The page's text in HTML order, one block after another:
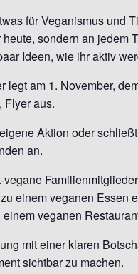
für Veganismus und
sondern an jedem
Ideen, wie ihr aktiv
legt am 1. November,
Flyer aus.
Aktion oder
an.
vegane
einem veganen Essen
veganen
mit einer klaren
sichtbar zu machen.